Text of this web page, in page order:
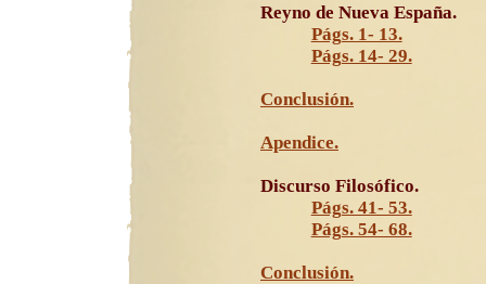
Reyno de Nueva España.
Págs. 1- 13.
Págs. 14- 29.
Conclusión.
Apendice.
Discurso Filosófico.
Págs. 41- 53.
Págs. 54- 68.
Conclusión.